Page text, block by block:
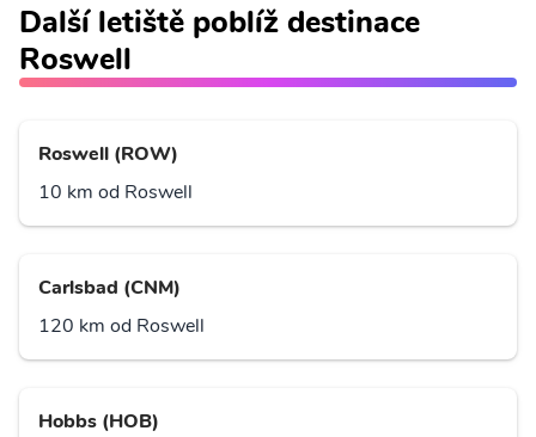
Další letiště poblíž destinace
Roswell
Roswell (ROW)
10 km od Roswell
Carlsbad (CNM)
120 km od Roswell
Hobbs (HOB)